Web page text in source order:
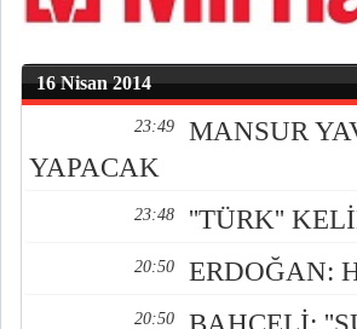
16 Nisan 2014
23:49
MANSUR
YAPACAK
23:48 ''TÜRK''
20:50 ERDOĞAN:
20:50